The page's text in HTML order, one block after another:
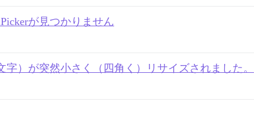
が見つかりません
）が突然小さく（四角く）リサイズされました。